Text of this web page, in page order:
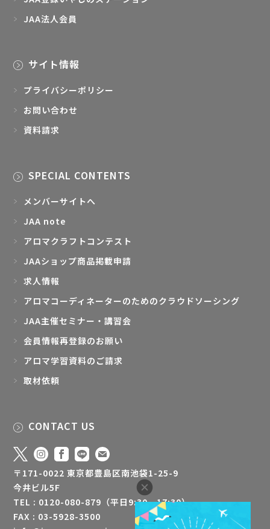
JAA法人会員
サイト情報
プライバシーポリシー
お問い合わせ
資料請求
SPECIAL CONTENTS
メンバーサイトへ
JAA note
アロマクラフトコンテスト
JAAショップ商品掲載申請
求人情報
アロマコーディネーターのためのクラウドソーシング
JAA主催セミナー・講習会
会員情報再登録のお願い
アロマ学習資料のご請求
取材依頼
CONTACT US
〒171-0022 東京都豊島区南池袋1-25-9
今井ビル5F
TEL : 0120-080-879（平日9:30 - 17:30）
FAX : 03-5928-3500